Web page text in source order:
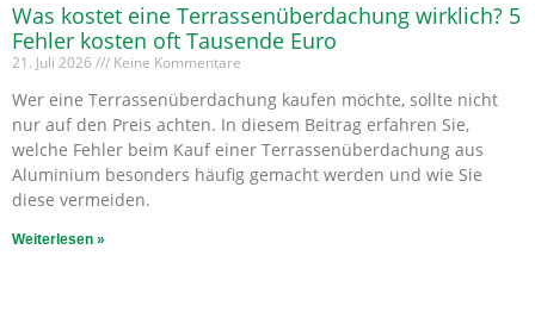
Was kostet eine Terrassenüberdachung wirklich? 5
Fehler kosten oft Tausende Euro
21. Juli 2026 Keine Kommentare
Wer eine Terrassenüberdachung kaufen möchte, sollte nicht
nur auf den Preis achten. In diesem Beitrag erfahren Sie,
welche Fehler beim Kauf einer Terrassenüberdachung aus
Aluminium besonders häufig gemacht werden und wie Sie
diese vermeiden.
Weiterlesen »